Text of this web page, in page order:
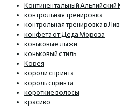
Континентальный Альпийский
контрольная тренировка
контрольная тренировка в
конфета от Деда Мороза
коньковые лыжи
коньковый стиль
Корея
короли спринта
король спринта
короткие волосы
красиво